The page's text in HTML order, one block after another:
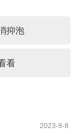
抑泡
看
2023-9-8